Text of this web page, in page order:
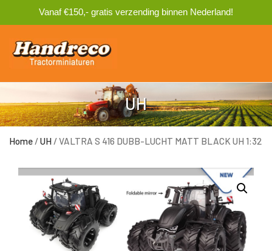
Vanaf €150,- gratis verzending binnen Nederland!
UH
Home /UH / VALTRA S 416 DUBB-LUCHT MATT BLACK UH 1:32